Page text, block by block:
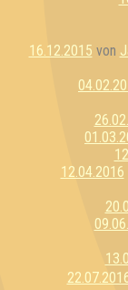
16.12.2015 von
12.04.2016